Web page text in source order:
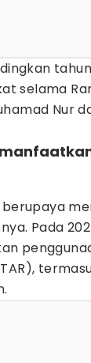
selama
Nur
berupaya
Pada